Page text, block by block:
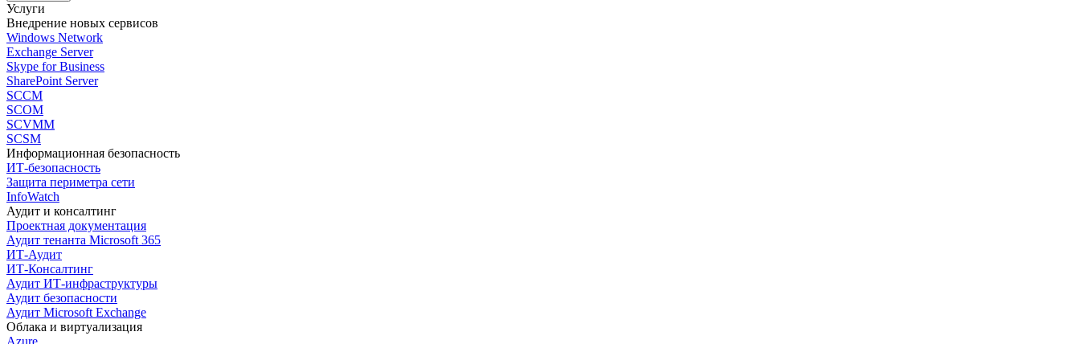
Услуги
Внедрение новых сервисов
Windows Network
Exchange Server
Skype for Business
SharePoint Server
SCCM
SCOM
SCVMM
SCSM
Информационная безопасность
ИТ-безопасность
Защита периметра сети
InfoWatch
Аудит и консалтинг
Проектная документация
Аудит тенанта Microsoft 365
ИТ-Аудит
ИТ-Консалтинг
Аудит ИТ-инфраструктуры
Аудит безопасности
Аудит Microsoft Exchange
Облака и виртуализация
Azure